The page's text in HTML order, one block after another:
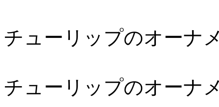
チューリップのオーナ
チューリップのオーナ